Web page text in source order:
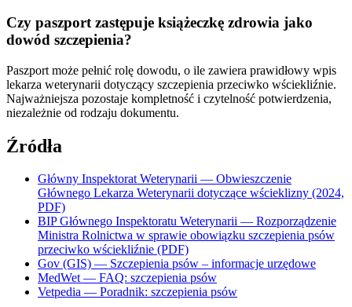
Czy paszport zastępuje książeczkę zdrowia jako
dowód szczepienia?
Paszport może pełnić rolę dowodu, o ile zawiera prawidłowy wpis
lekarza weterynarii dotyczący szczepienia przeciwko wściekliźnie.
Najważniejsza pozostaje kompletność i czytelność potwierdzenia,
niezależnie od rodzaju dokumentu.
Źródła
Główny Inspektorat Weterynarii — Obwieszczenie
Głównego Lekarza Weterynarii dotyczące wścieklizny (2024,
PDF)
BIP Głównego Inspektoratu Weterynarii — Rozporządzenie
Ministra Rolnictwa w sprawie obowiązku szczepienia psów
przeciwko wściekliźnie (PDF)
Gov (GIS) — Szczepienia psów – informacje urzędowe
MedWet — FAQ: szczepienia psów
Vetpedia — Poradnik: szczepienia psów